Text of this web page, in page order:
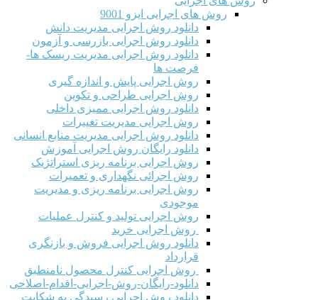
روش های اجرایی ایزو 9001
دانلود روش اجرایی مدیریت دانش
دانلود روش اجرایی بازرسی و آزمون
دانلود روش اجرایی مدیریت ریسک ها-
فرصت ها
روش اجرایی پایش و اندازه گیری
روش اجرایی طراحی و تکوین
دانلود روش اجرایی ممیزی داخلی
روش اجرایی مدیریت تغییرات
دانلود روش اجرایی مدیریت منابع انسانی
دانلود رایگان روش اجرایی آموزش
روش اجرایی برنامه ریزی استراتژیک
روش اجرائی نگهداری و تعمیرات
روش اجرایی برنامه ریزی و مدیریت
موجودی
روش اجرایی تولید و کنترل عملیات
روش اجرایی خرید
دانلود روش اجرایی فروش و بازنگری
قرارداد
روش اجرایی کنترل محصول نامنطبق
دانلود-رایگان-روش-اجرایی-اقدام-اصلاحی
دانلود روش اجرایی رسیدگی به شکایت